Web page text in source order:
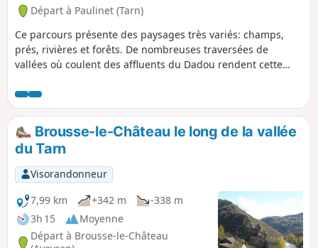
Départ à Paulinet (Tarn)
Ce parcours présente des paysages très variés: champs,
prés, rivières et forêts. De nombreuses traversées de
vallées où coulent des affluents du Dadou rendent cette
les crêtes ou les fonds de vallée témoignent d'une activité
agricole et d'élevage encore active au milieu d'une nature
préservée. C'est l'agrégation du Chemin des Bergers au
Nord plus le Sentier du Chevreuil au Sud, déjà décrit dans
Visorando avec retour par le GR® 36.
Brousse-le-Château le long de la vallée
du Tarn
Visorandonneur
7,99 km
+342 m
-338 m
3h 15
Moyenne
Départ à Brousse-le-Château